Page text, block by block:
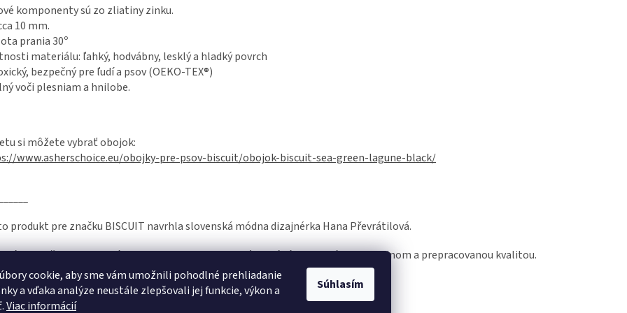
cookie, aby sme vám umožnili pohodlné prehliadanie
a vďaka analýze neustále zlepšovali jej funkcie, výkon a
Viac informácií
Súhlasím
komponenty sú zo zliatiny zinku.
10 mm.
prania 30º
materiálu: ľahký, hodvábny, lesklý a hladký povrch
bezpečný pre ľudí a psov (OEKO-TEX®)
voči plesniam a hnilobe.
si môžete vybrať obojok:
www.asherschoice.eu/obojky-pre-psov-biscuit/obojok-biscuit-sea-green-lagune-black/
produkt pre značku BISCUIT navrhla slovenská módna dizajnérka Hana Převrátilová.
značky BISCUIT nájdete produkty v limitovaných edíciách s unikátnym dizajnom a prepracovanou kvalitou.
made in Slovakia.